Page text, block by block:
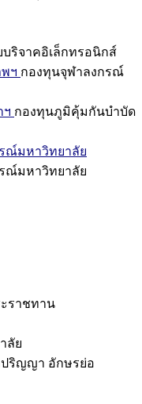
บริจาคอิเล็กทรอนิกส์
ฯ กองทุนจุฬาลงกรณ์
ฯ กองทุนภูมิคุ้มกันบำบัด
ณ์มหาวิทยาลัย
ณ์มหาวิทยาลัย
ราชทาน
ลัย
ริญญา อักษรย่อ